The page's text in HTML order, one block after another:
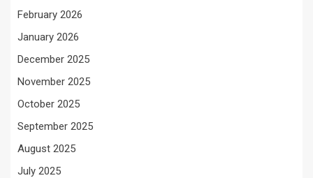
February 2026
January 2026
December 2025
November 2025
October 2025
September 2025
August 2025
July 2025